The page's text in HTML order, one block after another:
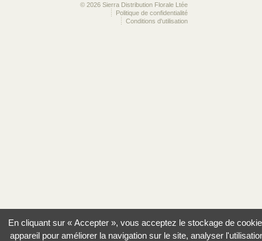
© 2026 Sierra Distribution Florale Ltée
Politique de confidentialité
Conditions d'utilisation
En cliquant sur « Accepter », vous acceptez le stockage de
appareil pour améliorer la navigation sur le site, analyser